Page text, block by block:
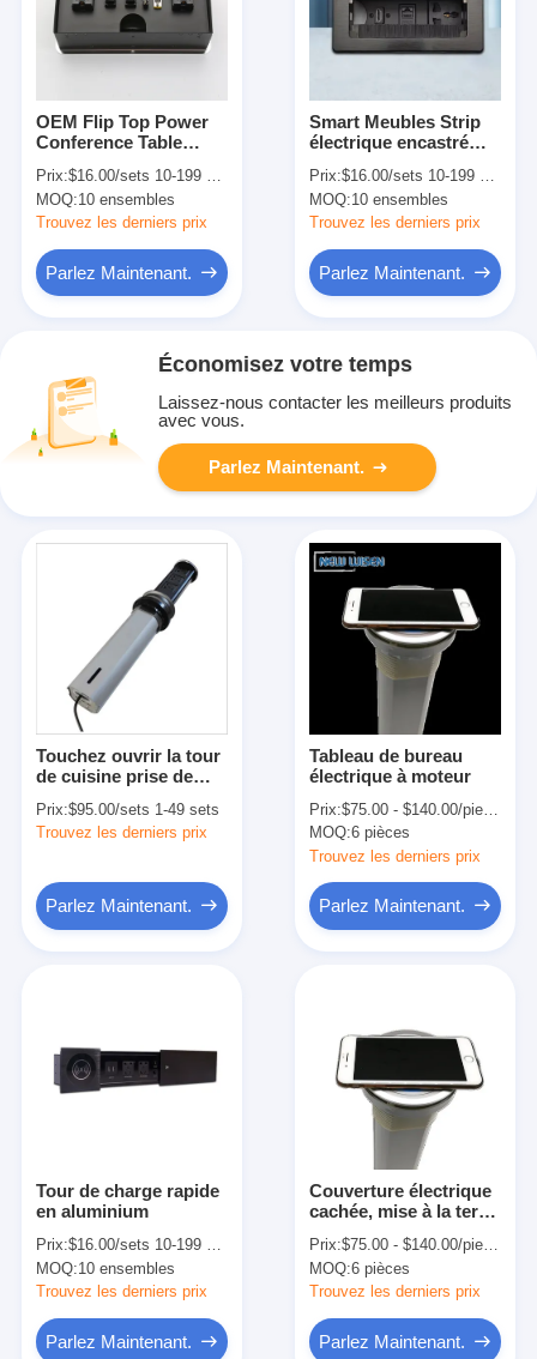
OEM Flip Top Power
Conference Table
110V-240V qui est
équipé d'une prise de
courant
Prix:$16.00/sets 10-199 sets
MOQ:10 ensembles
Trouvez les derniers prix
Parlez Maintenant.
Smart Meubles Strip
électrique encastré
avec RJ45 Audio
Grommet brossé
Prix:$16.00/sets 10-199 sets
MOQ:10 ensembles
Trouvez les derniers prix
Parlez Maintenant.
Économisez votre temps
Laissez-nous contacter les meilleurs produits
avec vous.
Parlez Maintenant.
Touchez ouvrir la tour
de cuisine prise de
courant pop-up avec 2
USB
Prix:$95.00/sets 1-49 sets
Trouvez les derniers prix
Parlez Maintenant.
Tableau de bureau
électrique à moteur
Prix:$75.00 - $140.00/pieces
MOQ:6 pièces
Trouvez les derniers prix
Parlez Maintenant.
Tour de charge rapide
en aluminium
Prix:$16.00/sets 10-199 sets
MOQ:10 ensembles
Trouvez les derniers prix
Parlez Maintenant.
Couverture électrique
cachée, mise à la terre,
de courant, tour, prise
de courant, bureau,
cuisine motorisée
Prix:$75.00 - $140.00/pieces
MOQ:6 pièces
Trouvez les derniers prix
Parlez Maintenant.